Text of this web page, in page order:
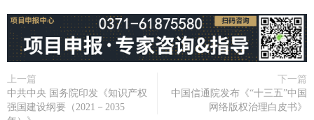
上一篇
中共中央 国务院印发《知识产权
强国建设纲要（2021－2035
下一篇
中国信通院发布《“十三五”中国
网络版权治理白皮书》